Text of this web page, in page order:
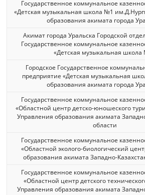
Государственное коммунальное
«Детская музыкальная школа №1
образования акимата города
Акимат города Уральска Городской
Государственное коммунальное
«Детская музыкальная школа
Городское Государственное
предприятие «Детская музыкальная
образования акимата города
Государственное коммунальное
«Областной центр детско-юношеского
Управления образования акимата
области
Государственное коммунальное
«Областной эколого-биологический
образования акимата Западно-
Государственное коммунальное
«Областной центр детского
Управления образования акимата